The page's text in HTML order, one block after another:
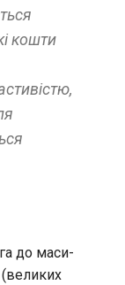
кошти
до маси-
(великих